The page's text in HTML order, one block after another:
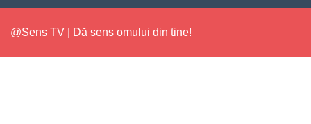
@Sens TV | Dă sens omului din tine!